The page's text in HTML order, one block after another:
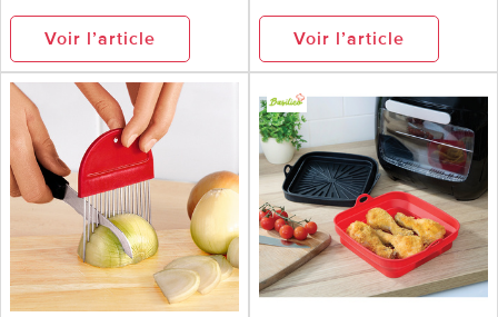
Voir l’article Voir l’article